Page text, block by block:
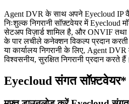
Agent DVR के साथ अपने Eyecloud IP
निःशुल्क निगरानी सॉफ़्टवेयर में Eyecloud
सेटअप विज़ार्ड शामिल है, और ONVIF तथा
के पार लचीले कनेक्शन विकल्प प्रदान करती
या कार्यालय निगरानी के लिए, Agent
विश्वसनीय, सुरक्षित निगरानी प्रदान करते हैं।
Eyecloud संगत सॉफ़्टवेयर*